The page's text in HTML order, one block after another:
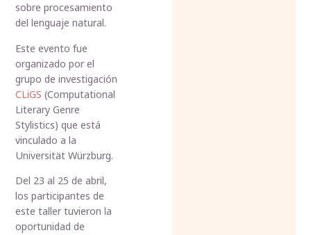
sobre procesamiento
del lenguaje natural.
Este evento fue
organizado por el
grupo de investigación
CLiGS (Computational
Literary Genre
Stylistics) que está
vinculado a la
Universität Würzburg.
Del 23 al 25 de abril,
los participantes de
este taller tuvieron la
oportunidad de